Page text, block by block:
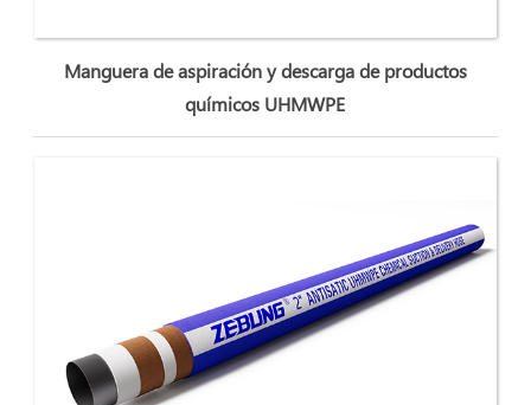
Manguera de aspiración y descarga de productos
químicos UHMWPE